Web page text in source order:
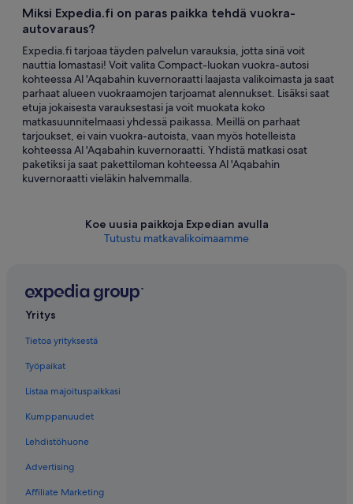
Miksi Expedia.fi on paras paikka tehdä vuokra-
autovaraus?
Expedia.fi tarjoaa täyden palvelun varauksia, jotta sinä voit
nauttia lomastasi! Voit valita Compact-luokan vuokra-autosi
kohteessa Al 'Aqabahin kuvernoraatti laajasta valikoimasta ja saat
parhaat alueen vuokraamojen tarjoamat alennukset. Lisäksi saat
etuja jokaisesta varauksestasi ja voit muokata koko
matkasuunnitelmaasi yhdessä paikassa. Meillä on parhaat
tarjoukset, ei vain vuokra-autoista, vaan myös hotelleista
kohteessa Al 'Aqabahin kuvernoraatti. Yhdistä matkasi osat
paketiksi ja saat pakettiloman kohteessa Al 'Aqabahin
kuvernoraatti vieläkin halvemmalla.
Koe uusia paikkoja Expedian avulla
Tutustu matkavalikoimaamme
Yritys
Tietoa yrityksestä
Työpaikat
Listaa majoituspaikkasi
Kumppanuudet
Lehdistöhuone
Advertising
Affiliate Marketing